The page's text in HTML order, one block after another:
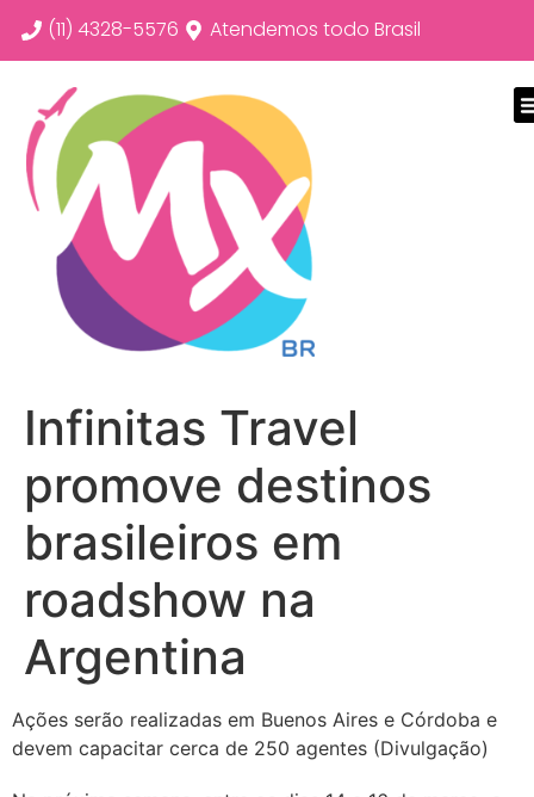
(11) 4328-5576 Atendemos todo Brasil
Infinitas Travel
promove destinos
brasileiros em
roadshow na
Argentina
Ações serão realizadas em Buenos Aires e Córdoba e
devem capacitar cerca de 250 agentes (Divulgação)